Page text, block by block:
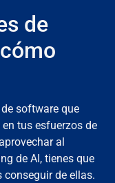
de
software que
tus esfuerzos de
al
de AI, tienes que
conseguir de ellas.